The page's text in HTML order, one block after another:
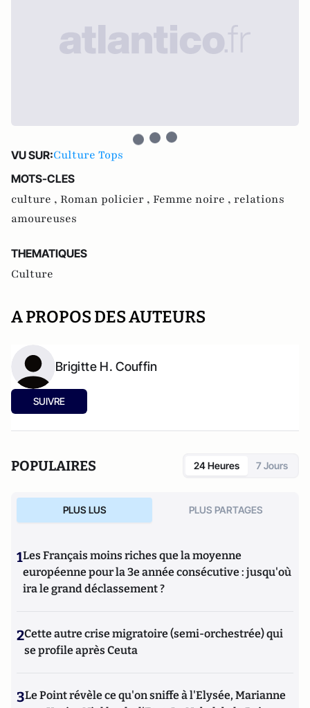
VU SUR:Culture Tops
MOTS-CLES
culture , Roman policier , Femme noire , relations
amoureuses
THEMATIQUES
Culture
A PROPOS DES AUTEURS
Brigitte H. Couffin
SUIVRE
POPULAIRES 24 Heures 7 Jours
PLUS LUS PLUS PARTAGES
1Les Français moins riches que la moyenne
européenne pour la 3e année consécutive : jusqu'où
ira le grand déclassement ?
2Cette autre crise migratoire (semi-orchestrée) qui
se profile après Ceuta
3Le Point révèle ce qu'on sniffe à l'Elysée, Marianne